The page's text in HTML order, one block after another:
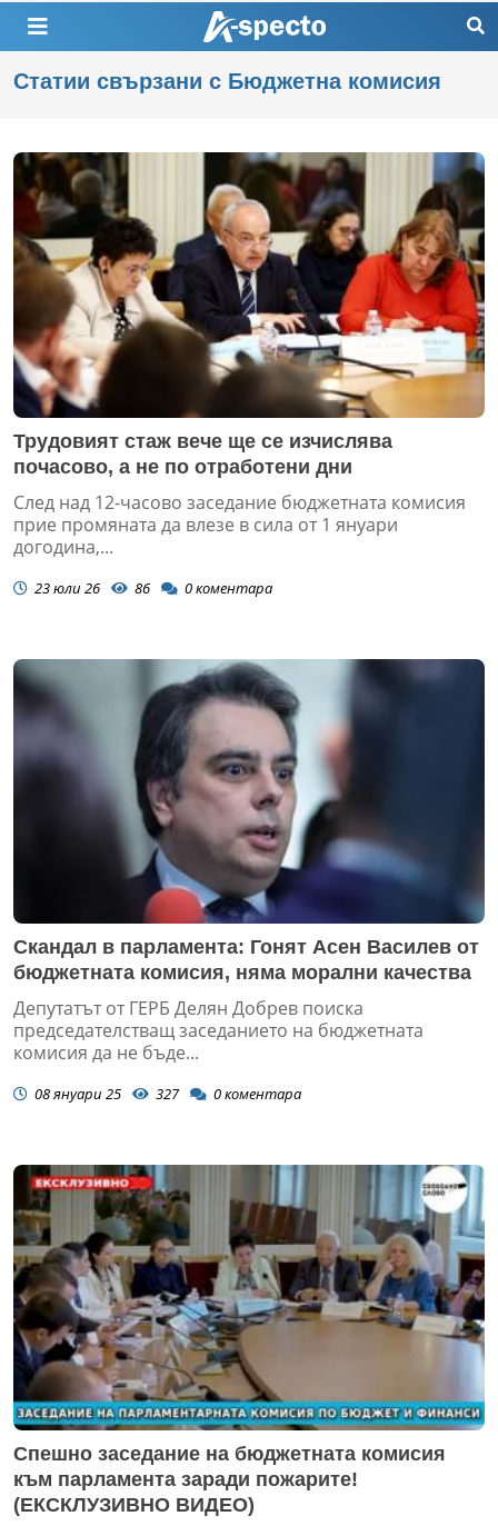
Статии свързани с Бюджетна комисия
Трудовият стаж вече ще се изчислява
почасово, а не по отработени дни
След над 12-часово заседание бюджетната комисия
прие промяната да влезе в сила от 1 януари
догодина,...
23 юли 26 86 0коментара
Скандал в парламента: Гонят Асен Василев от
бюджетната комисия, няма морални качества
Депутатът от ГЕРБ Делян Добрев поиска
председателстващ заседанието на бюджетната
комисия да не бъде...
08 януари 25 327 0коментара
Спешно заседание на бюджетната комисия
към парламента заради пожарите!
(ЕКСКЛУЗИВНО ВИДЕО)